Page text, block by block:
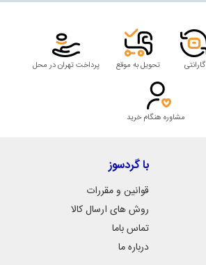
گارانتی تحویل به موقع پرداخت تهران در محل
مشاوره هنگام خرید
با گردسوز
قوانین و مقررات
روش های ارسال کالا
تماس باما
درباره ما